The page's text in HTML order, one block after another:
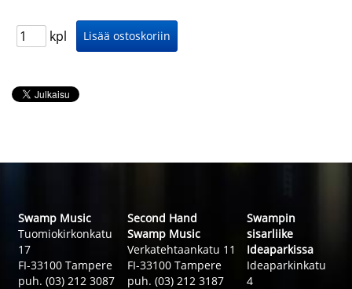
kpl
Swamp Music
Tuomiokirkonkatu
17
FI-33100 Tampere
puh. (03) 212 3087
Second Hand
Swamp Music
Verkatehtaankatu 11
FI-33100 Tampere
puh. (03) 212 3187
Swampin
sisarliike
Ideaparkissa
Ideaparkinkatu
4